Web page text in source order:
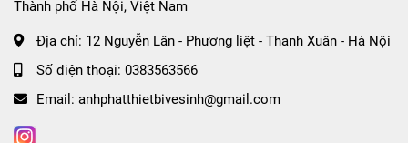
Điện áp: 220–240V ~ 50/60Hz
Vùng nấu: 1 từ + 1 hồng ngoại
Thành phố Hà Nội, Việt Nam
Địa chỉ: 12 Nguyễn Lân - Phương liệt - Thanh Xuân - Hà Nội
Số điện thoại: 0383563566
Email: anhphatthietbivesinh@gmail.com